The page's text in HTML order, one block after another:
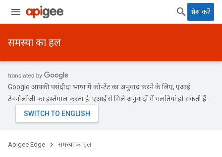
प्रवेश करें
समस्या का हल
Google आपकी पसंदीदा भाषा में कॉन्टेंट का अनुवाद करने के लिए, एआई
टेक्नोलॉजी का इस्तेमाल करता है. एआई से मिले अनुवादों में गलतियां हो सकती हैं.
Apigee Edge समस्या का हल